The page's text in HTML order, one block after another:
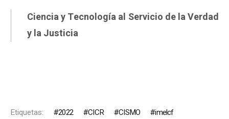
Ciencia y Tecnología al Servicio de la Verdad
y la Justicia
Etiquetas: 2022 CICR CISMO
imelcf